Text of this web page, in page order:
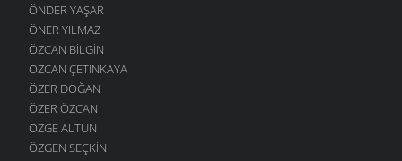
ÖNDER YAŞAR
ÖNER YILMAZ
ÖZCAN BILGIN
ÖZCAN ÇETINKAYA
ÖZER DOĞAN
ÖZER ÖZCAN
ÖZGE ALTUN
ÖZGEN SEÇKIN